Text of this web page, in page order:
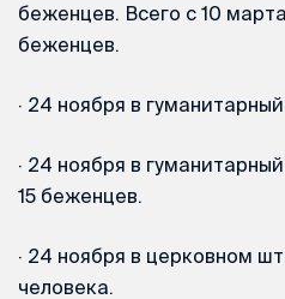
беженцев. Всего с 10
беженцев.
· 24 ноября в
· 24 ноября в
15 беженцев.
· 24 ноября в церковном
человека.